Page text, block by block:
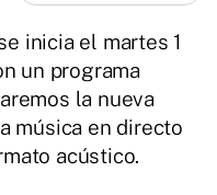
inicia el martes 1
un programa
la nueva
música en directo
acústico.